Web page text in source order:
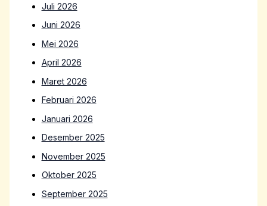
Juli 2026
Juni 2026
Mei 2026
April 2026
Maret 2026
Februari 2026
Januari 2026
Desember 2025
November 2025
Oktober 2025
September 2025